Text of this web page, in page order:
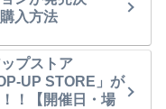
入方法
プストア
UP STORE」が
！【開催日・場